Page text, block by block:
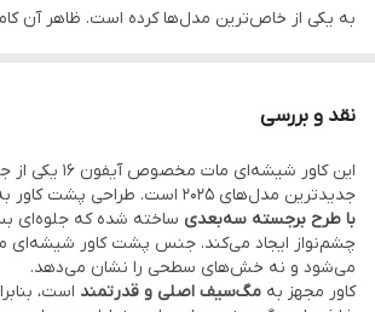
به یکی از خاص‌ترین مدل‌ها کرده است. ظاهر آن
باشد.
✔ مگ‌سیف قدرتمند
اتصال سریع، محکم و بدون افت قدرت
کاملاً سازگار با تمام لوازم جانبی مگ‌سیف
نقد و بررسی
این کاور شیشه‌ای مات
جدیدترین مدل‌های 2025 است. طراحی پشت کاور به‌صورت
با طرح برجسته سه‌بعدی ساخته شده که جلوه‌ای
چشم‌نواز ایجاد می‌کند. جنس پشت کاور شیشه‌ای
می‌شود و نه خش‌های سطحی را نشان می‌دهد.
کاور مجهز به مگ‌سیف اصلی و قدرتمند است،